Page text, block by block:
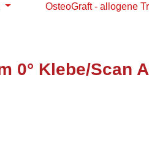
OsteoGraft - allogene
0° Klebe/